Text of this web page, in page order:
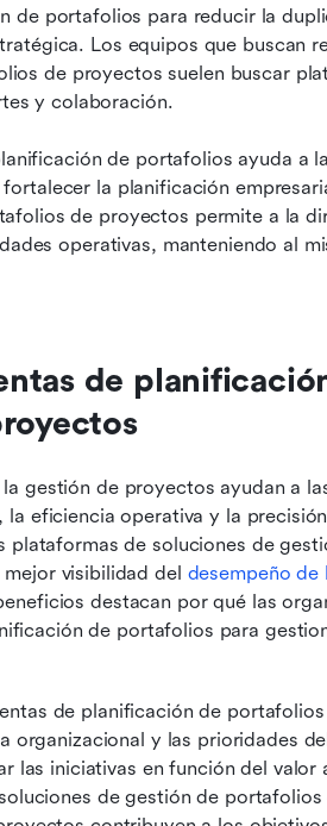
de portafolios para reducir la
Los equipos que buscan
de proyectos suelen buscar
y colaboración.
de portafolios ayuda a
la planificación
de proyectos permite a la
operativas, manteniendo al
de
gestión de proyectos ayudan a
eficiencia operativa y la
plataformas de soluciones de
visibilidad del desempeño de
destacan por qué las
de portafolios para
de planificación de
organizacional y las prioridades
las iniciativas en función del valor
de gestión de portafolios